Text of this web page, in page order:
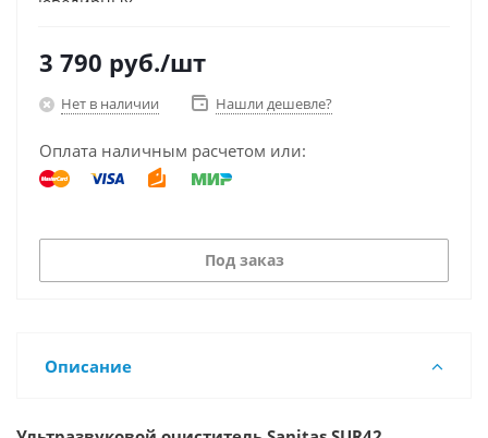
3 790 руб./шт
Нет в наличии Нашли дешевле?
Оплата наличным расчетом или:
Под заказ
Описание